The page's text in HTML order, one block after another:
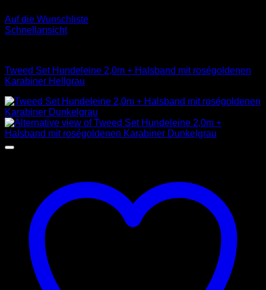
Auf die Wunschliste
Schnellansicht
Tweed Set Hundeleine 2,0m + Halsband mit roségoldenen
Karabiner Hellgrau